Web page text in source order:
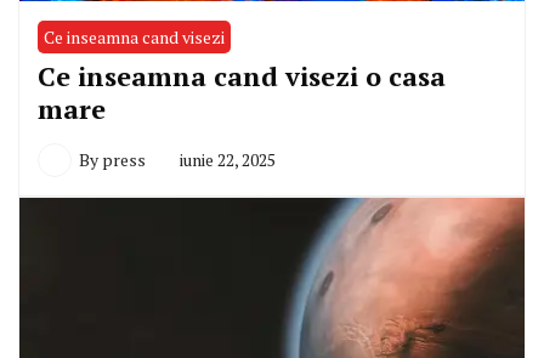
Ce inseamna cand visezi
Ce inseamna cand visezi o casa
mare
By press iunie 22, 2025